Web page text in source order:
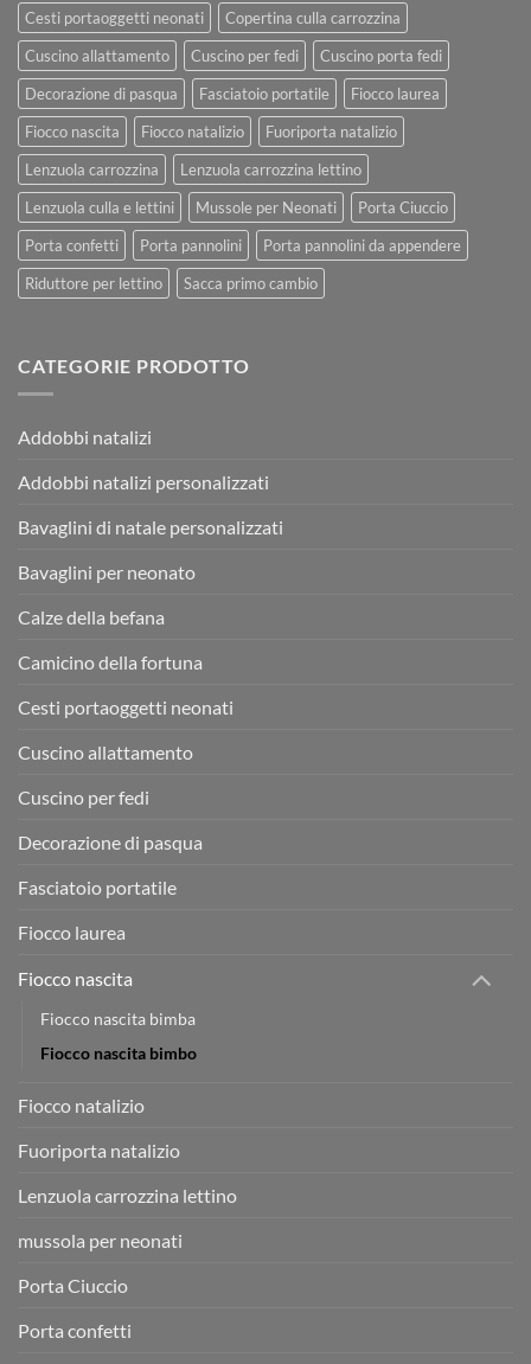
Cesti portaoggetti neonati
Copertina culla carrozzina
Cuscino allattamento
Cuscino per fedi
Cuscino porta fedi
Decorazione di pasqua
Fasciatoio portatile
Fiocco laurea
Fiocco nascita
Fiocco natalizio
Fuoriporta natalizio
Lenzuola carrozzina
Lenzuola carrozzina lettino
Lenzuola culla e lettini
Mussole per Neonati
Porta Ciuccio
Porta confetti
Porta pannolini
Porta pannolini da appendere
Riduttore per lettino
Sacca primo cambio
CATEGORIE PRODOTTO
Addobbi natalizi
Addobbi natalizi personalizzati
Bavaglini di natale personalizzati
Bavaglini per neonato
Calze della befana
Camicino della fortuna
Cesti portaoggetti neonati
Cuscino allattamento
Cuscino per fedi
Decorazione di pasqua
Fasciatoio portatile
Fiocco laurea
Fiocco nascita
Fiocco nascita bimba
Fiocco nascita bimbo
Fiocco natalizio
Fuoriporta natalizio
Lenzuola carrozzina lettino
mussola per neonati
Porta Ciuccio
Porta confetti